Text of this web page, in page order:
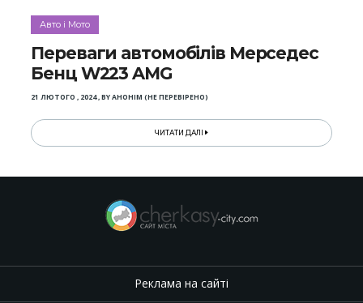
Авто і Мото
Переваги автомобілів Мерседес
Бенц W223 AMG
21 ЛЮТОГО , 2024,BYАНОНІМ (НЕ ПЕРЕВІРЕНО)
ЧИТАТИ ДАЛІ
Реклама на сайті